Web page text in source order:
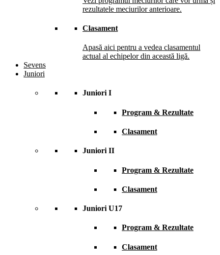
rezultatele meciurilor anterioare.
Clasament
Apasă aici pentru a vedea clasamentul
actual al echipelor din această ligă.
Sevens
Juniori
Juniori I
Program & Rezultate
Clasament
Juniori II
Program & Rezultate
Clasament
Juniori U17
Program & Rezultate
Clasament